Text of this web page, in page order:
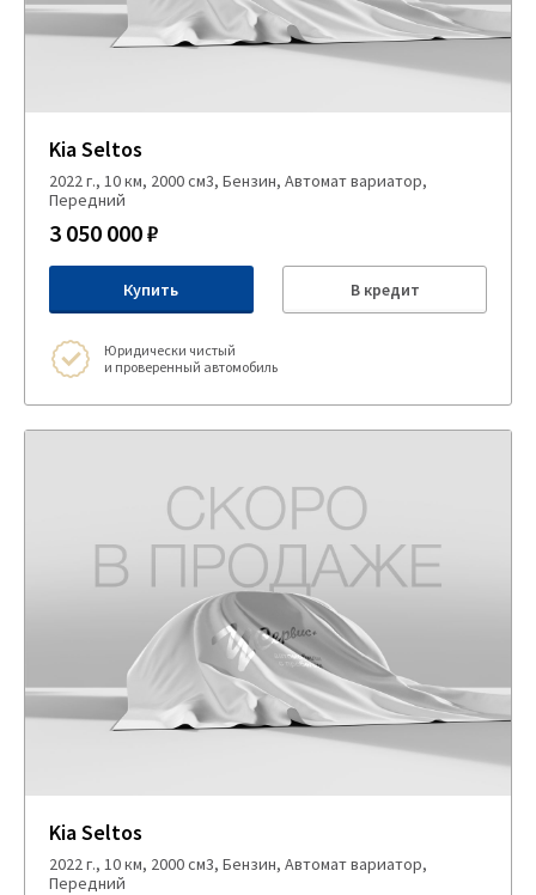
Kia Seltos
2022 г., 10 км, 2000 см3, Бензин, Автомат вариатор,
Передний
3 050 000 ₽
Купить В кредит
Юридически чистый
и проверенный автомобиль
Kia Seltos
2022 г., 10 км, 2000 см3, Бензин, Автомат вариатор,
Передний